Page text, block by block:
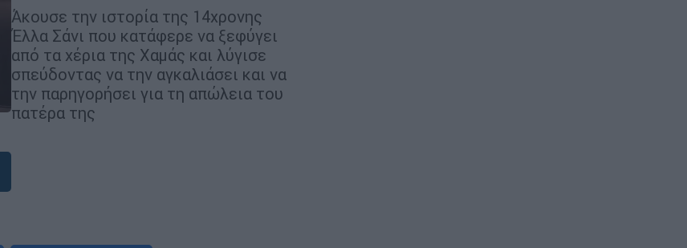
Άκουσε την ιστορία της 14χρονης
Έλλα Σάνι που κατάφερε να ξεφύγει
από τα χέρια της Χαμάς και λύγισε
σπεύδοντας να την αγκαλιάσει και να
την παρηγορήσει για τη απώλεια του
πατέρα της